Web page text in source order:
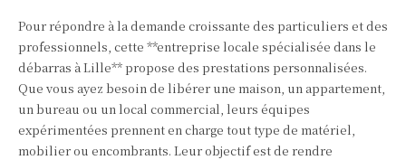
Pour répondre à la demande croissante des particuliers et des
professionnels, cette **entreprise locale spécialisée dans le
débarras à Lille** propose des prestations personnalisées.
Que vous ayez besoin de libérer une maison, un appartement,
un bureau ou un local commercial, leurs équipes
expérimentées prennent en charge tout type de matériel,
mobilier ou encombrants. Leur objectif est de rendre